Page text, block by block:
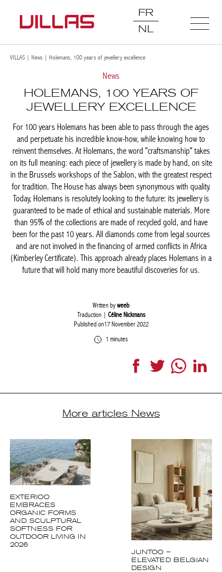
FR
NL
VILLAS | News | Holemans, 100 years of jewellery excellence
News
HOLEMANS, 100 YEARS OF
JEWELLERY EXCELLENCE
For 100 years Holemans has been able to pass through the ages
and perpetuate his incredible know-how, while knowing how to
reinvent themselves. At Holemans, the word "craftsmanship" takes
on its full meaning: each piece of jewellery is made by hand, on site
in the Brussels workshops of the Sablon, with the greatest respect
for tradition. The House has always been synonymous with quality.
Today, Holemans is resolutely looking to the future: its jewellery is
guaranteed to be made of ethical and sustainable materials. More
than 95% of the collections are made of recycled gold, and have
been for the past 10 years. All diamonds come from legal sources
and are not involved in the financing of armed conflicts in Africa
(Kimberley Certificate). This approach already places Holemans in a
future that will hold many more beautiful discoveries for us.
Written byweeb
Traduction | Céline Nickmans
Published on17 November 2022
1 minutes
FacebookTwitter WhatsApp
More articles News
EXTERIOO
EMBRACES
ORGANIC FORMS
AND SCULPTURAL
SOFTNESS FOR
OUTDOOR LIVING IN
2026
JUNTOO –
ELEVATED BELGIAN
DESIGN